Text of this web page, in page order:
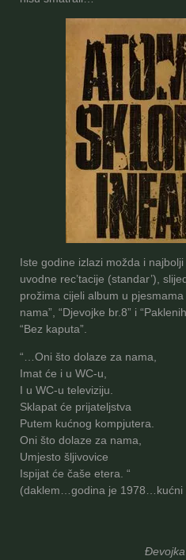
Iste godine izlazi možda i
uvodne rec’tacije (standar’),
prožima cijeli album u
nama”, “Djevojke br.8” i
“Bez kaputa”.
“…Oni što dolaze za nama,
Imat će i u WC-u,
I u WC-u televiziju.
Sklapat će prijateljstva
Putem kućnog kompjutera.
Oni što dolaze za nama,
Umjesto šljivovice
Ispijat će čaše etera. “
(daklem…godina je